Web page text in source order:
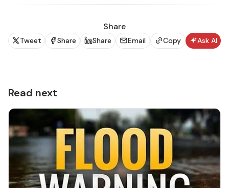
Share
Tweet Share Share Email Copy Ask AI
Read next